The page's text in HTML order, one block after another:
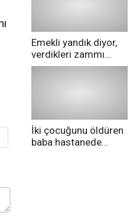
Emekli yandık diyor,
verdikleri zammı
pazarda geri aldılar!
İki çocuğunu öldüren
baba hastanede